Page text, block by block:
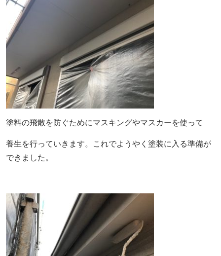
塗料の飛散を防ぐためにマスキングやマスカーを使って
養生を行っていきます。これでようやく塗装に入る準備が
できました。